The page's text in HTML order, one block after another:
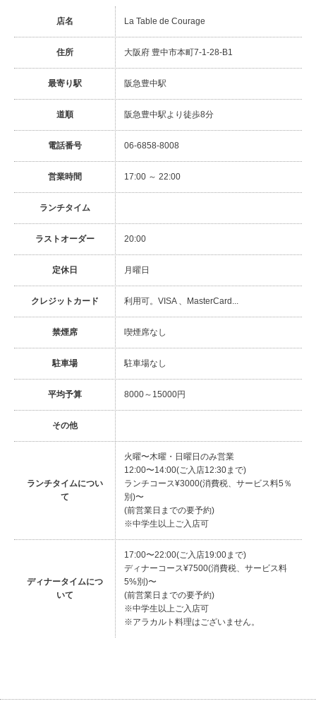
店名 La Table de Courage
住所 大阪府 豊中市本町7-1-28-B1
最寄り駅 阪急豊中駅
道順 阪急豊中駅より徒歩8分
電話番号 06-6858-8008
営業時間 17:00 ～ 22:00
ランチタイム
ラストオーダー 20:00
定休日 月曜日
クレジットカード 利用可。VISA 、MasterCard...
禁煙席 喫煙席なし
駐車場 駐車場なし
平均予算 8000～15000円
その他
ランチタイムについ
て
火曜〜木曜・日曜日のみ営業
12:00〜14:00(ご入店12:30まで)
ランチコース¥3000(消費税、サービス料5％
別)〜
(前営業日までの要予約)
※中学生以上ご入店可
ディナータイムにつ
いて
17:00〜22:00(ご入店19:00まで)
ディナーコース¥7500(消費税、サービス料
5%別)〜
(前営業日までの要予約)
※中学生以上ご入店可
※アラカルト料理はございません。